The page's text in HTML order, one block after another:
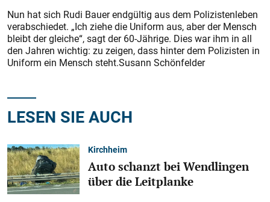
Nun hat sich Rudi Bauer endgültig aus dem Polizistenleben
verabschiedet. „Ich ziehe die Uniform aus, aber der Mensch
bleibt der gleiche“, sagt der 60-Jährige. Dies war ihm in all
den Jahren wichtig: zu zeigen, dass hinter dem Polizisten in
Uniform ein Mensch steht.Susann Schönfelder
LESEN SIE AUCH
Kirchheim
Auto schanzt bei Wendlingen
über die Leitplanke